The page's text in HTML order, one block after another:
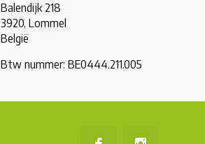
Balendijk 218
3920, Lommel
België
Btw nummer: BE0444.211.005